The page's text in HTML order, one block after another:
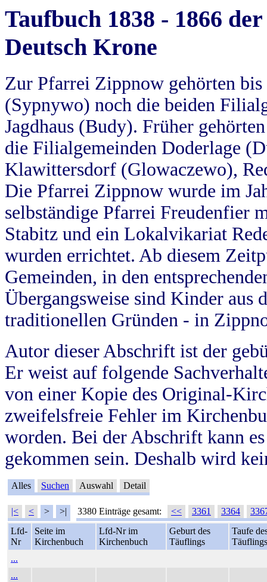
Taufbuch 1838 - 1866
Deutsch Krone
Zur Pfarrei Zippnow gehörten
(Sypnywo) noch die beiden
Jagdhaus (Budy). Früher
die Filialgemeinden Doderlage
Klawittersdorf (Glowaczewo),
Die Pfarrei Zippnow wurde im
selbständige Pfarrei Freudenfier
Stabitz und ein Lokalvikariat
wurden errichtet. Ab diesem
Gemeinden, in den
Übergangsweise sind Kinder aus
traditionellen Gründen - in
Autor dieser Abschrift ist der
Er weist auf folgende
von einer Kopie des Original-
zweifelsfreie Fehler im
worden. Bei der Abschrift kann
gekommen sein. Deshalb wird
Alles Suchen Auswahl Detail
|< < > >| 3380 Einträge gesamt: << 3361 3364
Lfd-
Nr
Seite im
Kirchenbuch
Lfd-Nr im
Kirchenbuch
Geburt des
Täuflings
Taufe
Täuflings
...
...